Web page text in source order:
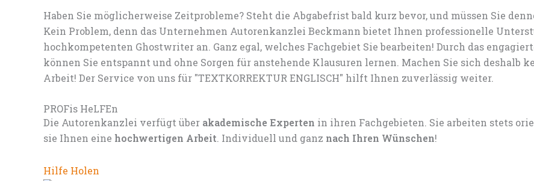
Haben Sie möglicherweise Zeitprobleme? Steht die Abgabefrist bald kurz bevor, und müssen Sie
Kein Problem, denn das Unternehmen Autorenkanzlei Beckmann bietet Ihnen professionelle
hochkompetenten Ghostwriter an. Ganz egal, welches Fachgebiet Sie bearbeiten! Durch das
können Sie entspannt und ohne Sorgen für anstehende Klausuren lernen. Machen Sie sich deshalb
Arbeit! Der Service von uns für "TEXTKORREKTUR ENGLISCH" hilft Ihnen zuverlässig weiter.
PROFis HeLFEn
Die Autorenkanzlei verfügt über akademische Experten in ihren Fachgebieten. Sie arbeiten stets
sie Ihnen eine hochwertigen Arbeit. Individuell und ganz nach Ihren Wünschen!
Hilfe Holen